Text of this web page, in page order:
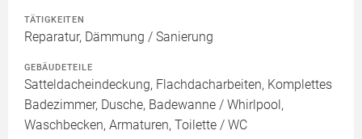
TÄTIGKEITEN
Reparatur, Dämmung / Sanierung
GEBÄUDETEILE
Satteldacheindeckung, Flachdacharbeiten, Komplettes
Badezimmer, Dusche, Badewanne / Whirlpool,
Waschbecken, Armaturen, Toilette / WC